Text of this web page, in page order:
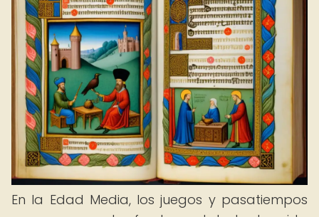
En la Edad Media, los juegos y pasatiempos